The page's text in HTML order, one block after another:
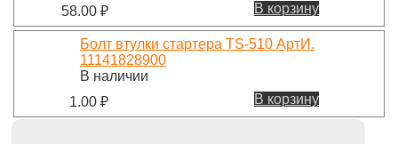
58.00 ₽ В корзину
Болт втулки стартера TS-510 АртИ.
11141828900
В наличии
1.00 ₽ В корзину